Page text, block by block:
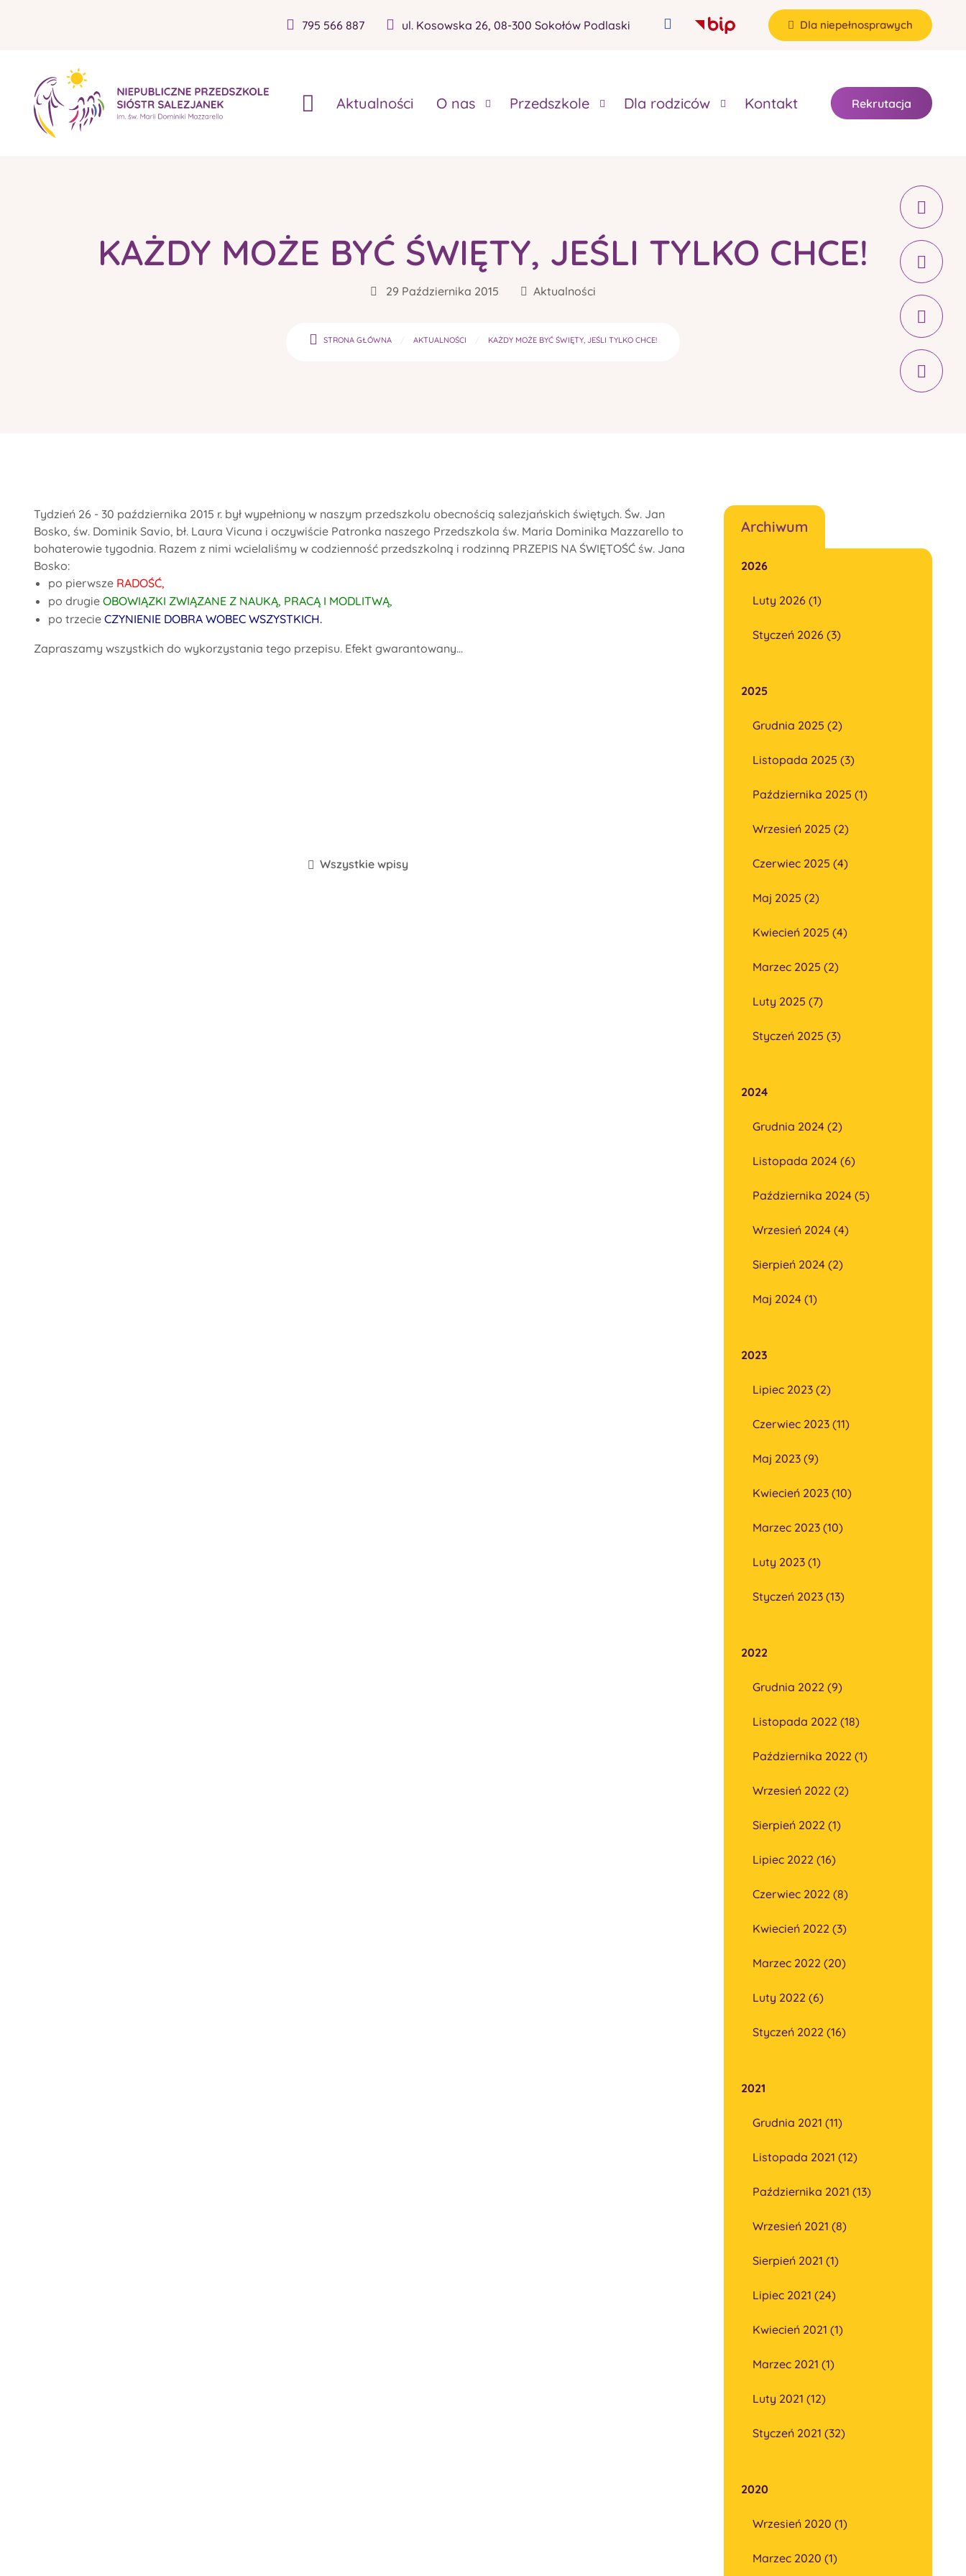
795 566 887 ul. Kosowska 26, 08-300 Sokołów Podlaski Dla niepełnosprawych
Aktualności O nas Przedszkole Dla rodziców Kontakt Rekrutacja
KAŻDY MOŻE BYĆ ŚWIĘTY, JEŚLI TYLKO CHCE!
29 Października 2015 Aktualności
STRONA GŁÓWNA AKTUALNOŚCI KAŻDY MOŻE BYĆ ŚWIĘTY, JEŚLI TYLKO CHCE!
Tydzień 26 - 30 października 2015 r. był wypełniony w naszym przedszkolu obecnością salezjańskich świętych. Św. Jan
Bosko, św. Dominik Savio, bł. Laura Vicuna i oczywiście Patronka naszego Przedszkola św. Maria Dominika Mazzarello to
bohaterowie tygodnia. Razem z nimi wcielaliśmy w codzienność przedszkolną i rodzinną PRZEPIS NA ŚWIĘTOŚĆ św. Jana
Bosko:
po pierwsze RADOŚĆ,
po drugie OBOWIĄZKI ZWIĄZANE Z NAUKĄ, PRACĄ I MODLITWĄ,
po trzecie CZYNIENIE DOBRA WOBEC WSZYSTKICH.
Zapraszamy wszystkich do wykorzystania tego przepisu. Efekt gwarantowany...
Wszystkie wpisy
Archiwum
2026
Luty 2026 (1)
Styczeń 2026 (3)
2025
Grudnia 2025 (2)
Listopada 2025 (3)
Października 2025 (1)
Wrzesień 2025 (2)
Czerwiec 2025 (4)
Maj 2025 (2)
Kwiecień 2025 (4)
Marzec 2025 (2)
Luty 2025 (7)
Styczeń 2025 (3)
2024
Grudnia 2024 (2)
Listopada 2024 (6)
Października 2024 (5)
Wrzesień 2024 (4)
Sierpień 2024 (2)
Maj 2024 (1)
2023
Lipiec 2023 (2)
Czerwiec 2023 (11)
Maj 2023 (9)
Kwiecień 2023 (10)
Marzec 2023 (10)
Luty 2023 (1)
Styczeń 2023 (13)
2022
Grudnia 2022 (9)
Listopada 2022 (18)
Października 2022 (1)
Wrzesień 2022 (2)
Sierpień 2022 (1)
Lipiec 2022 (16)
Czerwiec 2022 (8)
Kwiecień 2022 (3)
Marzec 2022 (20)
Luty 2022 (6)
Styczeń 2022 (16)
2021
Grudnia 2021 (11)
Listopada 2021 (12)
Października 2021 (13)
Wrzesień 2021 (8)
Sierpień 2021 (1)
Lipiec 2021 (24)
Kwiecień 2021 (1)
Marzec 2021 (1)
Luty 2021 (12)
Styczeń 2021 (32)
2020
Wrzesień 2020 (1)
Marzec 2020 (1)